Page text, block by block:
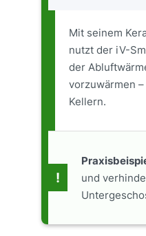
Mit seinem
nutzt der iV-
der
vorzuwärmen
Kellern.
!
und